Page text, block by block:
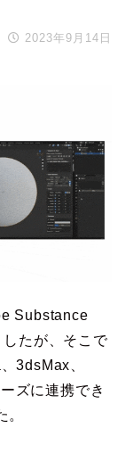
2023年9月14日
Substance
たが、そこで
3dsMax、
ズに連携でき